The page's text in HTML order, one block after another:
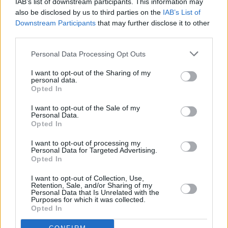
also be disclosed by us to third parties on the IAB’s List of
Downstream Participants that may further disclose it to other
Personal Data Processing Opt Outs
I want to opt-out of the Sharing of my
personal data.
Opted In
I want to opt-out of the Sale of my
Personal Data.
Opted In
I want to opt-out of processing my
Personal Data for Targeted Advertising.
Opted In
I want to opt-out of Collection, Use,
Retention, Sale, and/or Sharing of my
Personal Data that Is Unrelated with the
Purposes for which it was collected.
Opted In
και σε συνωμοσιολόγους ή... συνωμοσιολάγνους, που
διαθέτουν... τσαμπουκά και... άφθονη νεοελληνική
αγανακτισμένους, καθώς πάνω απ΄ όλα προέχει η
και τα προϊόντα του. Από πλευράς αξιοπιστίας δεν τίθεται
θέμα και δείχνει να έχει πιάσει τον σφυγμό μέρους του
εκλογικού σώματος κυρίως από τη Βόρεια Ελλάδα, όπου
λόγω ΠΑΟΚ και Ιβάν Σαββίδη, υπάρχει μια σχετική...
αδυναμία στον σφαγέα Πούτιν!
Κινήματος Δημοκρατίας, η Λατινοπούλου της Φωνής
Λογικής, ο Χαρίτσης της Νέας Αριστεράς και ο...